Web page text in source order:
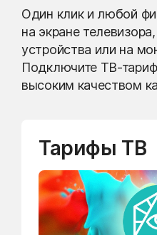
Один клик и любой
на экране
устройства или на
Подключите ТВ-
высоким качеством
Тарифы ТВ